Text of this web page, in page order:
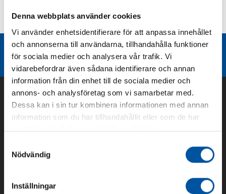
Denna webbplats använder cookies
Vi använder enhetsidentifierare för att anpassa innehållet
och annonserna till användarna, tillhandahålla funktioner
för sociala medier och analysera vår trafik. Vi
vidarebefordrar även sådana identifierare och annan
information från din enhet till de sociala medier och
annons- och analysföretag som vi samarbetar med.
Dessa kan i sin tur kombinera informationen med annan
information som du har tillhandahållit eller som de har
samlat in när du har använt deras tjänster.
Nödvändig
Inställningar
Liknande produktgrupper
Om oss